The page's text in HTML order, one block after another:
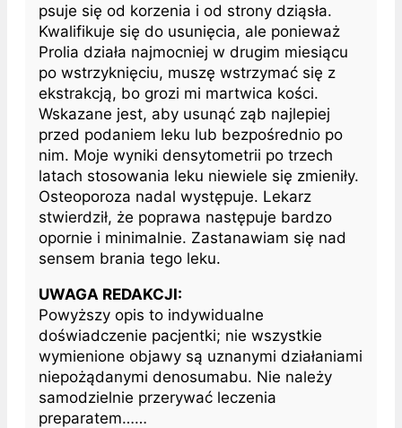
psuje się od korzenia i od strony dziąsła.
Kwalifikuje się do usunięcia, ale ponieważ
Prolia działa najmocniej w drugim miesiącu
po wstrzyknięciu, muszę wstrzymać się z
ekstrakcją, bo grozi mi martwica kości.
Wskazane jest, aby usunąć ząb najlepiej
przed podaniem leku lub bezpośrednio po
nim. Moje wyniki densytometrii po trzech
latach stosowania leku niewiele się zmieniły.
Osteoporoza nadal występuje. Lekarz
stwierdził, że poprawa następuje bardzo
opornie i minimalnie. Zastanawiam się nad
sensem brania tego leku.
UWAGA REDAKCJI:
Powyższy opis to indywidualne
doświadczenie pacjentki; nie wszystkie
wymienione objawy są uznanymi działaniami
niepożądanymi denosumabu. Nie należy
samodzielnie przerywać leczenia
preparatem……